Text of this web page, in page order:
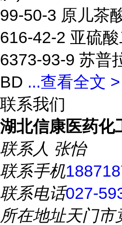
99-50-3 原儿茶
616-42-2 亚硫
6373-93-9 苏普
BD ...查看全文 >
联系我们
湖北信康医药化
联系人 张怡
联系手机
联系电话027-
所在地址天门市